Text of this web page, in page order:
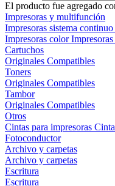
El producto fue agregado
Impresoras y multifunción
Impresoras sistema continuo
Impresoras color
Cartuchos
Originales Compatibles
Toners
Originales Compatibles
Tambor
Originales Compatibles
Otros
Cintas para impresoras
Fotoconductor
Archivo y carpetas
Archivo y carpetas
Escritura
Escritura